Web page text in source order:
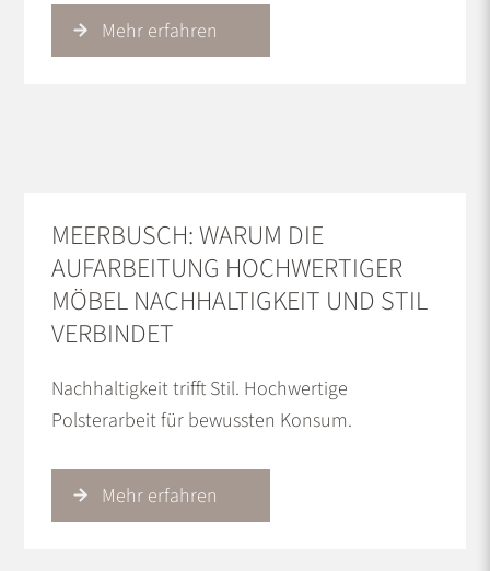
Mehr erfahren
MEERBUSCH: WARUM DIE
AUFARBEITUNG HOCHWERTIGER
MÖBEL NACHHALTIGKEIT UND STIL
VERBINDET
Nachhaltigkeit trifft Stil. Hochwertige
Polsterarbeit für bewussten Konsum.
Mehr erfahren